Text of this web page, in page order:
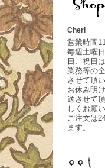
Cheri
営業時間
毎週土曜
日、祝日
業務等の
させて頂
お休み明
送させて
しくお願
ご注文は
ます。